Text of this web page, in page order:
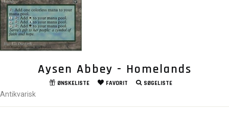
Aysen Abbey - Homelands
ØNSKELISTE FAVORIT SØGELISTE
Antikvarisk